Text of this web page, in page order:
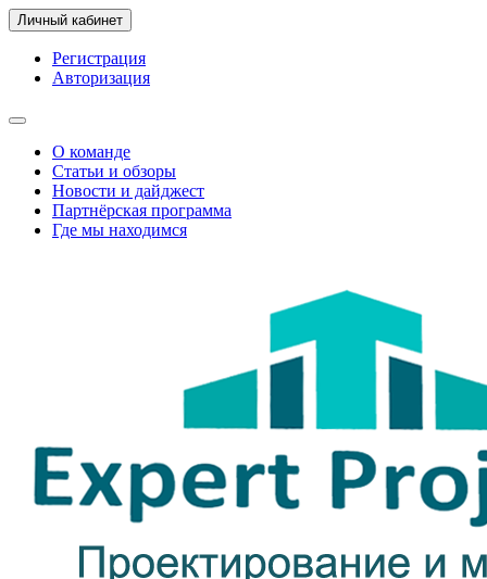
Личный кабинет
Регистрация
Авторизация
О команде
Статьи и обзоры
Новости и дайджест
Партнёрская программа
Где мы находимся